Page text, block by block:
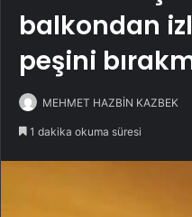
balkondan
peşini
MEHMET HAZBİN KAZBEK
1 dakika okuma süresi